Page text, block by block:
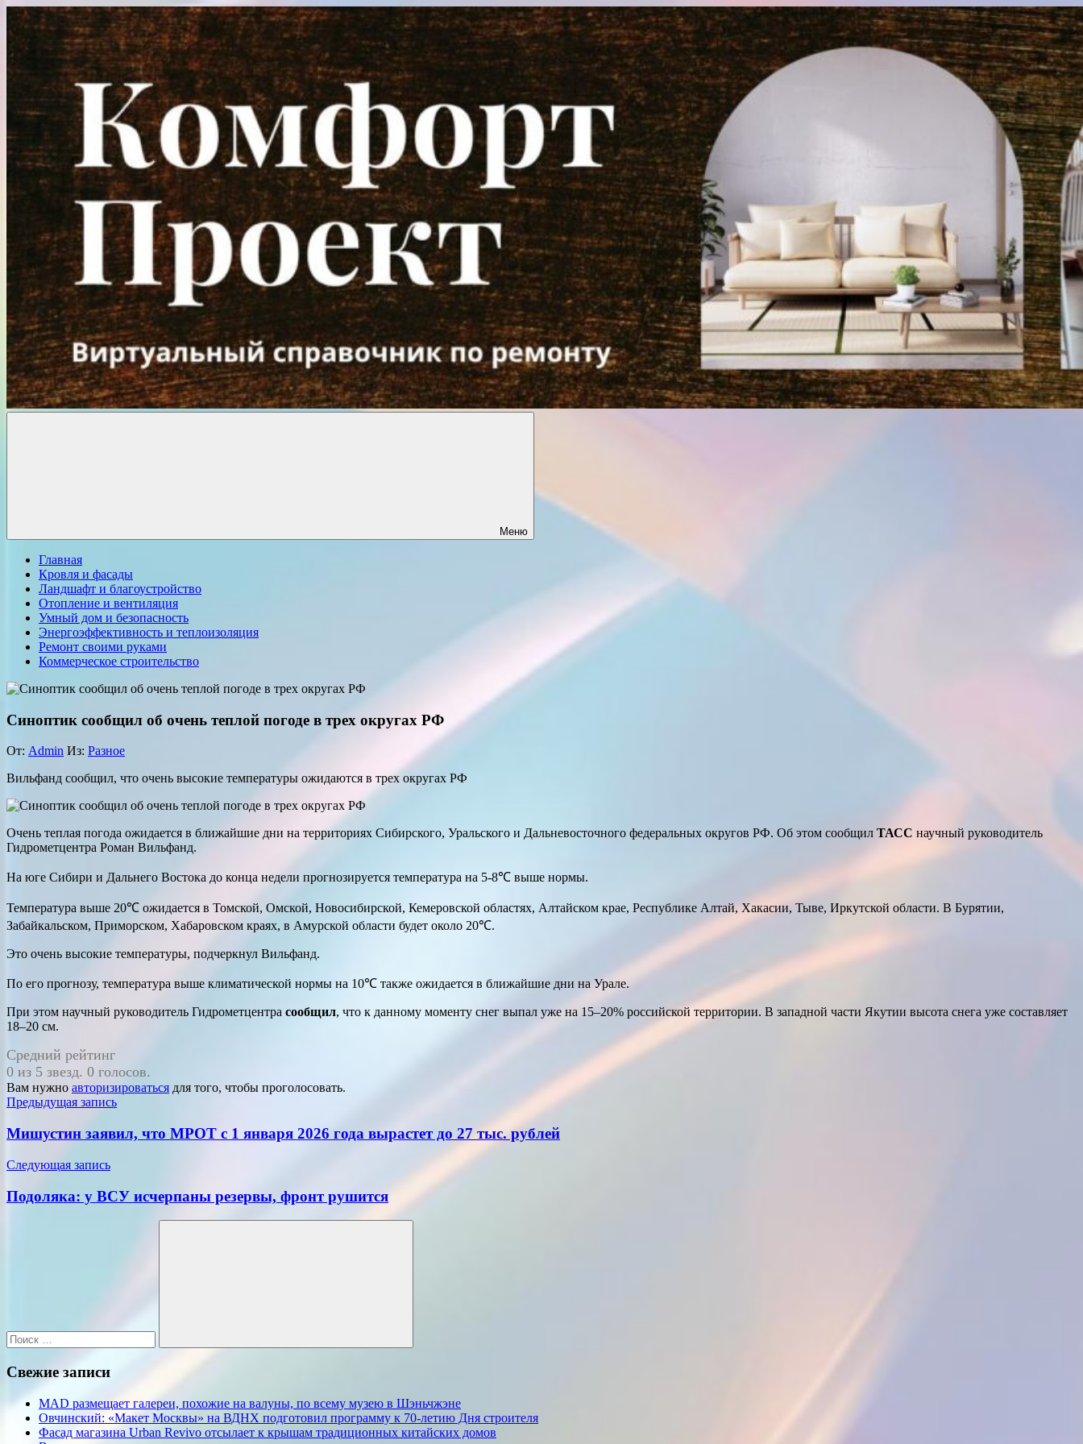
Перейти
содержимому
Меню
Главная
Кровля и фасады
Ландшафт и благоустройство
Отопление и вентиляция
Умный дом и безопасность
Энергоэффективность и теплоизоляция
Ремонт своими руками
Коммерческое строительство
Синоптик сообщил об очень теплой погоде в трех округах РФ
От: Admin Из: Разное
Вильфанд сообщил, что очень высокие температуры ожидаются в трех округах РФ
Очень теплая погода ожидается в ближайшие дни на территориях Сибирского, Уральского и Дальневосточного федеральных округов РФ. Об этом сообщил ТАСС научный руководитель
Гидрометцентра Роман Вильфанд.
На юге Сибири и Дальнего Востока до конца недели прогнозируется температура на 5-8℃ выше нормы.
Температура выше 20℃ ожидается в Томской, Омской, Новосибирской, Кемеровской областях, Алтайском крае, Республике Алтай, Хакасии, Тыве, Иркутской области. В Бурятии,
Забайкальском, Приморском, Хабаровском краях, в Амурской области будет около 20℃.
Это очень высокие температуры, подчеркнул Вильфанд.
По его прогнозу, температура выше климатической нормы на 10℃ также ожидается в ближайшие дни на Урале.
При этом научный руководитель Гидрометцентра сообщил, что к данному моменту снег выпал уже на 15–20% российской территории. В западной части Якутии высота снега уже составляет
18–20 см.
Средний рейтинг
0 из 5 звезд. 0 голосов.
Вам нужно авторизироваться для того, чтобы проголосовать.
Навигация
по
записям
Предыдущая запись
Мишустин заявил, что МРОТ с 1 января 2026 года вырастет до 27 тыс. рублей
Следующая запись
Подоляка: у ВСУ исчерпаны резервы, фронт рушится
Поиск
Свежие записи
MAD размещает галереи, похожие на валуны, по всему музею в Шэньчжэне
Овчинский: «Макет Москвы» на ВДНХ подготовил программу к 70-летию Дня строителя
Фасад магазина Urban Revivo отсылает к крышам традиционных китайских домов